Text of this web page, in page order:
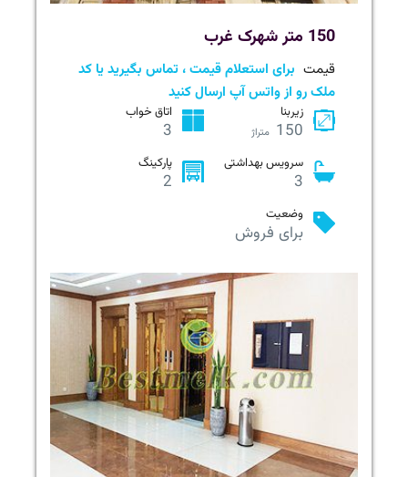
150 متر شهرک غرب
قیمت برای استعلام قیمت ، تماس بگیرید یا کد
ملک رو از واتس آپ ارسال کنید
زیربنا
150 متراژ
اتاق خواب
3
سرویس بهداشتی
3
پارکینگ
2
وضعیت
برای فروش